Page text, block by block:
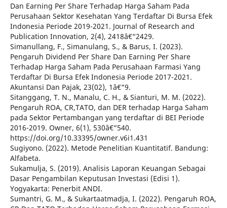
Dan Earning Per Share Terhadap Harga Saham Pada
Perusahaan Sektor Kesehatan Yang Terdaftar Di Bursa Efek
Indonesia Periode 2019-2021. Journal of Research and
Publication Innovation, 2(4), 2418â€“2429.
Simanullang, F., Simanulang, S., & Barus, I. (2023).
Pengaruh Dividend Per Share Dan Earning Per Share
Terhadap Harga Saham Pada Perusahaan Farmasi Yang
Terdaftar Di Bursa Efek Indonesia Periode 2017-2021.
Akuntansi Dan Pajak, 23(02), 1â€“9.
Sitanggang, T. N., Manalu, C. H., & Sianturi, M. M. (2022).
Pengaruh ROA, CR,TATO, dan DER terhadap Harga Saham
pada Sektor Pertambangan yang terdaftar di BEI Periode
2016-2019. Owner, 6(1), 530â€“540.
https://doi.org/10.33395/owner.v6i1.431
Sugiyono. (2022). Metode Penelitian Kuantitatif. Bandung:
Alfabeta.
Sukamulja, S. (2019). Analisis Laporan Keuangan Sebagai
Dasar Pengambilan Keputusan Investasi (Edisi 1).
Yogyakarta: Penerbit ANDI.
Sumantri, G. M., & Sukartaatmadja, I. (2022). Pengaruh ROA,